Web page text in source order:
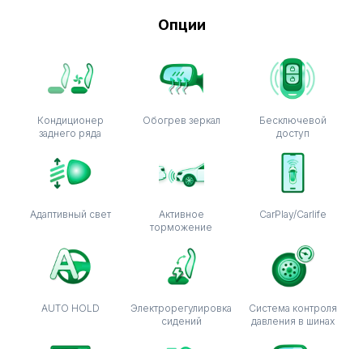
Опции
Кондиционер
заднего ряда
Обогрев зеркал
Бесключевой
доступ
Адаптивный свет
Активное
торможение
CarPlay/Carlife
AUTO HOLD
Электрорегулировка
сидений
Система контроля
давления в шинах